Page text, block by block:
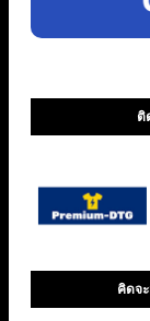
ติ
คิดจ